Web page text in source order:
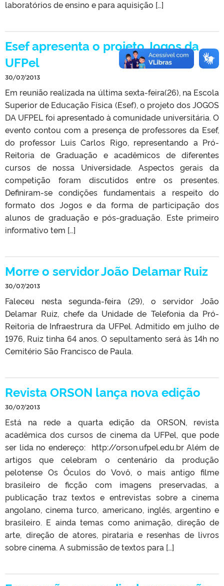
laboratórios de ensino e para aquisição […]
Esef apresenta o projeto Jogos da
UFPel
30/07/2013
Em reunião realizada na última sexta-feira(26), na Escola
Superior de Educação Física (Esef), o projeto dos JOGOS
DA UFPEL foi apresentado à comunidade universitária. O
evento contou com a presença de professores da Esef,
do professor Luis Carlos Rigo, representando a Pró-
Reitoria de Graduação e acadêmicos de diferentes
cursos de nossa Universidade. Aspectos gerais da
competição foram discutidos entre os presentes.
Definiram-se condições fundamentais a respeito do
formato dos Jogos e da forma de participação dos
alunos de graduação e pós-graduação. Este primeiro
informativo tem […]
Morre o servidor João Delamar Ruiz
30/07/2013
Faleceu nesta segunda-feira (29), o servidor João
Delamar Ruiz, chefe da Unidade de Telefonia da Pró-
Reitoria de Infraestrura da UFPel. Admitido em julho de
1976, Ruiz tinha 64 anos. O sepultamento será às 14h no
Cemitério São Francisco de Paula.
Revista ORSON lança nova edição
30/07/2013
Está na rede a quarta edição da ORSON, revista
acadêmica dos cursos de cinema da UFPel, que pode
ser lida no endereço: http://orson.ufpel.edu.br Além de
artigos que celebram o centenário da produção
pelotense Os Óculos do Vovô, o mais antigo filme
brasileiro de ficção com imagens preservadas, a
publicação traz textos e entrevistas sobre a cinema
angolano, cinema turco, americano, inglês, argentino e
brasileiro. E ainda temas como animação, direção de
arte, direção de atores, pirataria e resenhas de livros
sobre cinema. A submissão de textos para […]